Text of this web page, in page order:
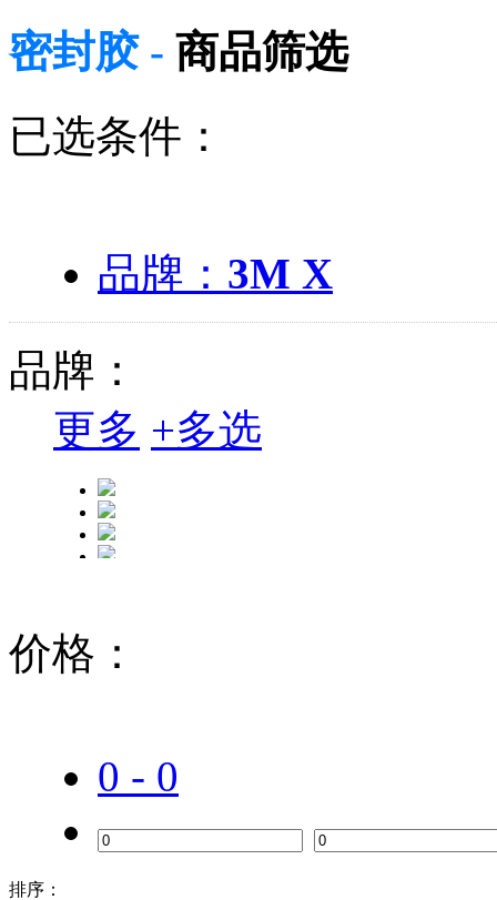
密封胶 - 商品筛选
已选条件：
品牌： 3M X
品牌：
更多 +多选
价格：
0 - 0
排序：